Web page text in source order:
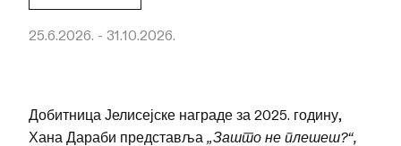
25.6.2026. - 31.10.2026.
Добитница Јелисејске награде за 2025. годину,
Хана Дараби представља „Зашто не плешеш?“,